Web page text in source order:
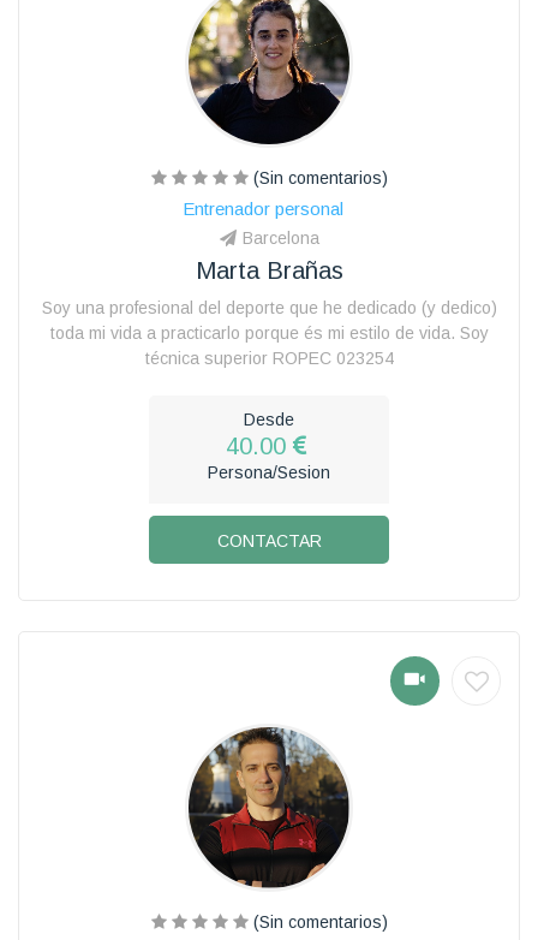
(Sin comentarios)
Entrenador personal
Barcelona
Marta Brañas
Soy una profesional del deporte que he dedicado (y dedico)
toda mi vida a practicarlo porque és mi estilo de vida. Soy
técnica superior ROPEC 023254
Desde
40.00
Persona/Sesion
CONTACTAR
(Sin comentarios)